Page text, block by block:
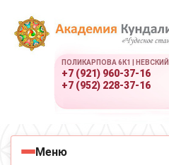
ПОЛИКАРПОВА 6К1 | НЕВСКИЙ
+7 (921) 960-37-16
+7 (952) 228-37-16
Меню